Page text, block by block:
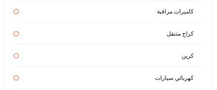
كاميرات مراقبة
كراج متنقل
كرين
كهربائي سيارات